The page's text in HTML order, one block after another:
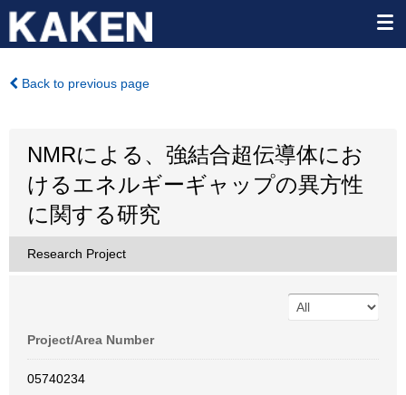
Back to previous page
NMRによる、強結合超伝導体にお
けるエネルギーギャップの異方性
に関する研究
Research Project
Project/Area Number
05740234